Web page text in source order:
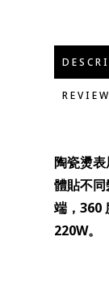
陶瓷燙
體貼不
端，360
220W。